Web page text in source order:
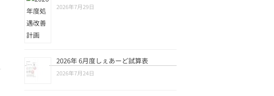
2026年7月29日
2026年 6月度しぇあーど試算表
2026年7月24日